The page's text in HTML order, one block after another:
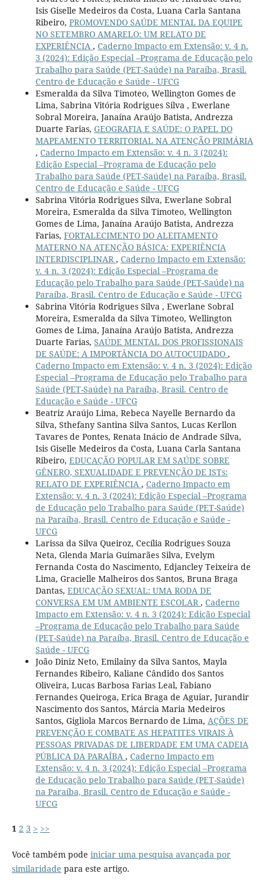
Isis Giselle Medeiros da Costa, Luana Carla Santana
Ribeiro, PROMOVENDO SAÚDE MENTAL DA EQUIPE
NO SETEMBRO AMARELO: UM RELATO DE
EXPERIÊNCIA , Caderno Impacto em Extensão: v. 4 n.
3 (2024): Edição Especial –Programa de Educação pelo
Trabalho para Saúde (PET-Saúde) na Paraíba, Brasil.
Centro de Educação e Saúde - UFCG
Esmeralda da Silva Timoteo, Wellington Gomes de
Lima, Sabrina Vitória Rodrigues Silva , Ewerlane
Sobral Moreira, Janaína Araújo Batista, Andrezza
Duarte Farias, GEOGRAFIA E SAÚDE: O PAPEL DO
MAPEAMENTO TERRITORIAL NA ATENÇÃO PRIMÁRIA
, Caderno Impacto em Extensão: v. 4 n. 3 (2024):
Edição Especial –Programa de Educação pelo
Trabalho para Saúde (PET-Saúde) na Paraíba, Brasil.
Centro de Educação e Saúde - UFCG
Sabrina Vitória Rodrigues Silva, Ewerlane Sobral
Moreira, Esmeralda da Silva Timoteo, Wellington
Gomes de Lima, Janaína Araújo Batista, Andrezza
Farias, FORTALECIMENTO DO ALEITAMENTO
MATERNO NA ATENÇÃO BÁSICA: EXPERIÊNCIA
INTERDISCIPLINAR , Caderno Impacto em Extensão:
v. 4 n. 3 (2024): Edição Especial –Programa de
Educação pelo Trabalho para Saúde (PET-Saúde) na
Paraíba, Brasil. Centro de Educação e Saúde - UFCG
Sabrina Vitória Rodrigues Silva , Ewerlane Sobral
Moreira, Esmeralda da Silva Timoteo, Wellington
Gomes de Lima, Janaína Araújo Batista, Andrezza
Duarte Farias, SAÚDE MENTAL DOS PROFISSIONAIS
DE SAÚDE: A IMPORTÂNCIA DO AUTOCUIDADO ,
Caderno Impacto em Extensão: v. 4 n. 3 (2024): Edição
Especial –Programa de Educação pelo Trabalho para
Saúde (PET-Saúde) na Paraíba, Brasil. Centro de
Educação e Saúde - UFCG
Beatriz Araújo Lima, Rebeca Nayelle Bernardo da
Silva, Sthefany Santina Silva Santos, Lucas Kerllon
Tavares de Pontes, Renata Inácio de Andrade Silva,
Isis Giselle Medeiros da Costa, Luana Carla Santana
Ribeiro, EDUCAÇÃO POPULAR EM SAÚDE SOBRE
GÊNERO, SEXUALIDADE E PREVENÇÃO DE ISTs:
RELATO DE EXPERIÊNCIA , Caderno Impacto em
Extensão: v. 4 n. 3 (2024): Edição Especial –Programa
de Educação pelo Trabalho para Saúde (PET-Saúde)
na Paraíba, Brasil. Centro de Educação e Saúde -
UFCG
Larissa da Silva Queiroz, Cecília Rodrigues Souza
Neta, Glenda Maria Guimarães Silva, Evelym
Fernanda Costa do Nascimento, Edjancley Teixeira de
Lima, Gracielle Malheiros dos Santos, Bruna Braga
Dantas, EDUCAÇÃO SEXUAL: UMA RODA DE
CONVERSA EM UM AMBIENTE ESCOLAR , Caderno
Impacto em Extensão: v. 4 n. 3 (2024): Edição Especial
–Programa de Educação pelo Trabalho para Saúde
(PET-Saúde) na Paraíba, Brasil. Centro de Educação e
Saúde - UFCG
João Diniz Neto, Emilainy da Silva Santos, Mayla
Fernandes Ribeiro, Kaliane Cândido dos Santos
Oliveira, Lucas Barbosa Farias Leal, Fabiano
Fernandes Queiroga, Erica Braga de Aguiar, Jurandir
Nascimento dos Santos, Márcia Maria Medeiros
Santos, Gigliola Marcos Bernardo de Lima, AÇÕES DE
PREVENÇÃO E COMBATE AS HEPATITES VIRAIS À
PESSOAS PRIVADAS DE LIBERDADE EM UMA CADEIA
PÚBLICA DA PARAÍBA , Caderno Impacto em
Extensão: v. 4 n. 3 (2024): Edição Especial –Programa
de Educação pelo Trabalho para Saúde (PET-Saúde)
na Paraíba, Brasil. Centro de Educação e Saúde -
UFCG
1 2 3 > >>
Você também pode iniciar uma pesquisa avançada por
similaridade para este artigo.